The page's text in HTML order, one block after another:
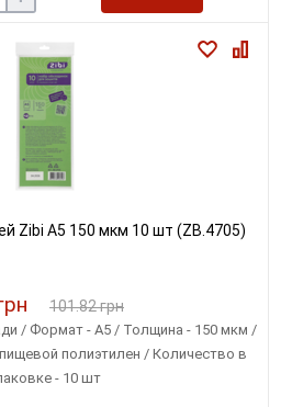
Zibi A5 150 мкм 10 шт (ZB.4705)
101.82 грн
/ Формат - A5 / Толщина - 150 мкм /
полиэтилен / Количество в
- 10 шт